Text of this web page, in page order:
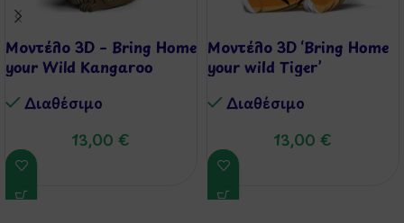
Μοντέλο 3D – Bring Home
your Wild Kangaroo
Διαθέσιμo
13,00 €
Μοντέλο 3D ‘Bring Home
your wild Tiger’
Διαθέσιμo
13,00 €